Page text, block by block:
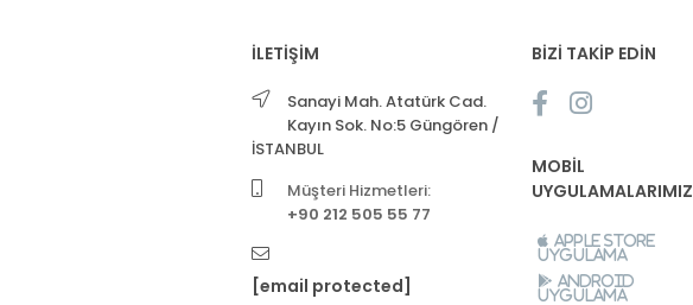
İLETİŞİM
Sanayi Mah. Atatürk Cad.
Kayın Sok. No:5 Güngören /
İSTANBUL
Müşteri Hizmetleri:
+90 212 505 55 77
[email protected]
BİZİ TAKİP EDİN
MOBİL
UYGULAMALARIMIZ
Apple Store
Uygulama
Android
Uygulama